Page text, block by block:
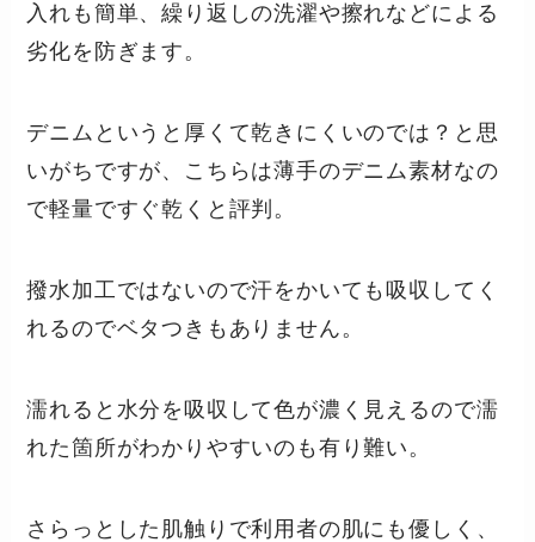
入れも簡単、繰り返しの洗濯や擦れなどによる
劣化を防ぎます。
デニムというと厚くて乾きにくいのでは？と思
いがちですが、こちらは薄手のデニム素材なの
で軽量ですぐ乾くと評判。
撥水加工ではないので汗をかいても吸収してく
れるのでベタつきもありません。
濡れると水分を吸収して色が濃く見えるので濡
れた箇所がわかりやすいのも有り難い。
さらっとした肌触りで利用者の肌にも優しく、